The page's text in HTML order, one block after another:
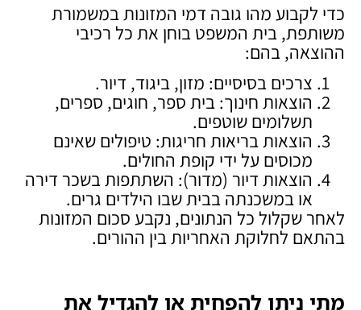
כדי לקבוע מהו גובה דמי המזונות במשמורת
משותפת, בית המשפט בוחן את כל רכיבי
ההוצאה, בהם:
צרכים בסיסיים: מזון, ביגוד, דיור.
הוצאות חינוך: בית ספר, חוגים, ספרים,
תשלומים שוטפים.
הוצאות בריאות חריגות: טיפולים שאינם
מכוסים על ידי קופת החולים.
הוצאות דיור (מדור): השתתפות בשכר דירה
או במשכנתה בבית שבו הילדים גרים.
לאחר שקלול כל הנתונים, נקבע סכום המזונות
בהתאם לחלוקת האחריות בין ההורים.
מתי ניתן להפחית או להגדיל את